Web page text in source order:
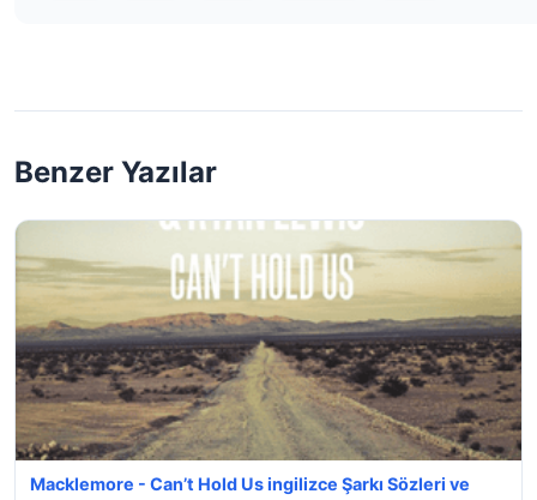
Benzer Yazılar
Macklemore - Can’t Hold Us ingilizce Şarkı Sözleri ve